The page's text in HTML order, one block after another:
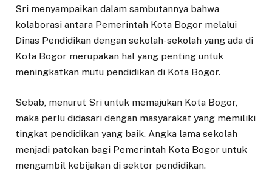
Sri menyampaikan dalam sambutannya bahwa
kolaborasi antara Pemerintah Kota Bogor melalui
Dinas Pendidikan dengan sekolah-sekolah yang ada di
Kota Bogor merupakan hal yang penting untuk
meningkatkan mutu pendidikan di Kota Bogor.
Sebab, menurut Sri untuk memajukan Kota Bogor,
maka perlu didasari dengan masyarakat yang memiliki
tingkat pendidikan yang baik. Angka lama sekolah
menjadi patokan bagi Pemerintah Kota Bogor untuk
mengambil kebijakan di sektor pendidikan.